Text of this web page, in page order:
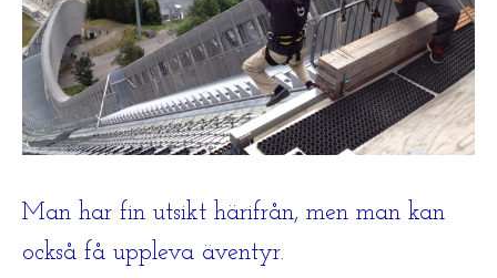
Man har fin utsikt härifrån, men man kan
också få uppleva äventyr.